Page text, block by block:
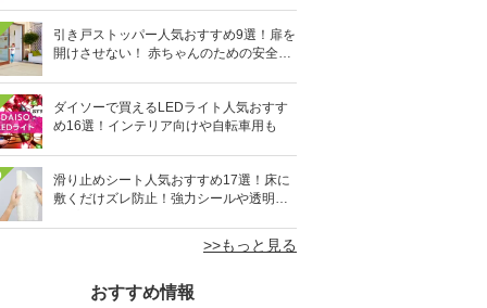
引き戸ストッパー人気おすすめ9選！扉を
開けさせない！ 赤ちゃんのための安全グ
ダイソーで買えるLEDライト人気おすす
め16選！インテリア向けや自転車用も
滑り止めシート人気おすすめ17選！床に
敷くだけズレ防止！強力シールや透明タ
>>もっと見る
おすすめ情報